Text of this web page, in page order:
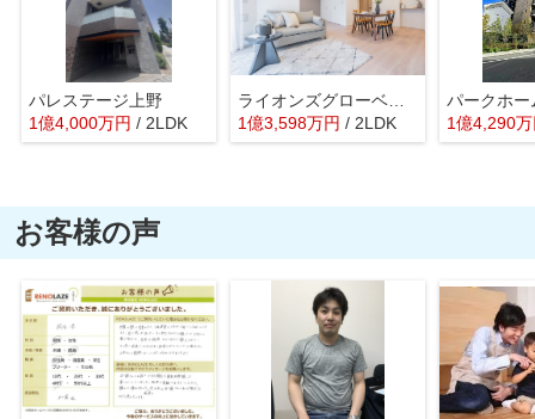
パレステージ上野
1億4,000万円 / 2LDK
ライオンズグローベル浅草雷門
1億3,598万円 / 2LDK 1億4,290万
お客様の声